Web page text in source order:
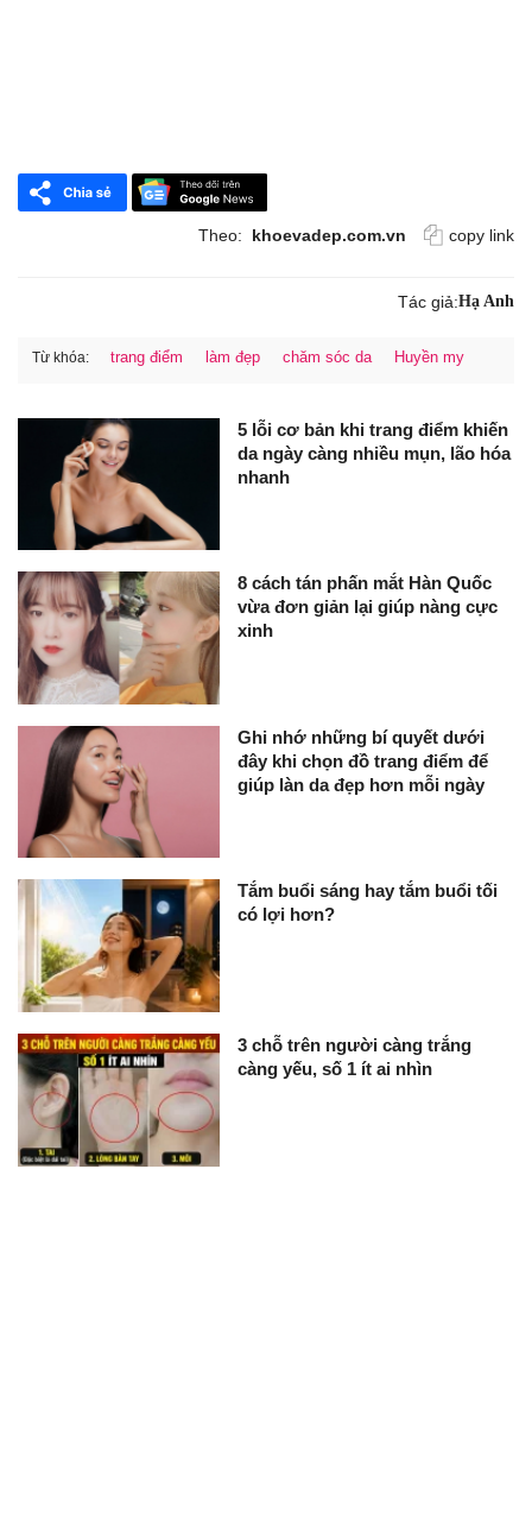
Theo: khoevadep.com.vn copy link
Tác giả:Hạ Anh
Từ khóa: trang điểm làm đẹp chăm sóc da Huyền my
5 lỗi cơ bản khi trang điểm khiến
da ngày càng nhiều mụn, lão hóa
nhanh
8 cách tán phấn mắt Hàn Quốc
vừa đơn giản lại giúp nàng cực
xinh
Ghi nhớ những bí quyết dưới
đây khi chọn đồ trang điểm để
giúp làn da đẹp hơn mỗi ngày
Tắm buổi sáng hay tắm buổi tối
có lợi hơn?
3 chỗ trên người càng trắng
càng yếu, số 1 ít ai nhìn